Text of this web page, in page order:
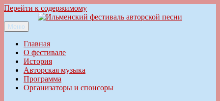
Перейти к содержимому
Ильменский фестиваль авторской песни
Меню
Главная
О фестивале
История
Авторская музыка
Программа
Организаторы и спонсоры